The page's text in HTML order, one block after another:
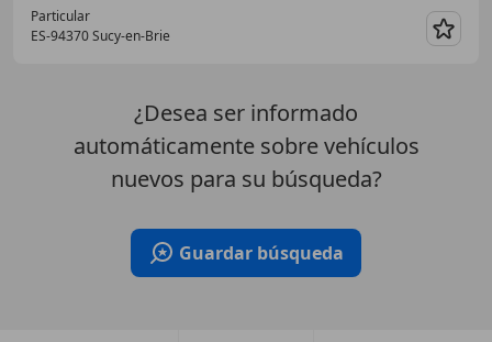
Particular
ES-94370 Sucy-en-Brie
¿Desea ser informado
automáticamente sobre vehículos
nuevos para su búsqueda?
Guardar búsqueda